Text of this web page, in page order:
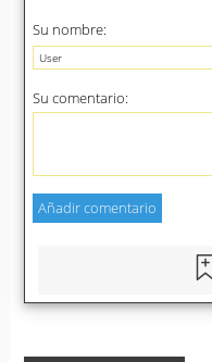
Su nombre:
Su comentario: